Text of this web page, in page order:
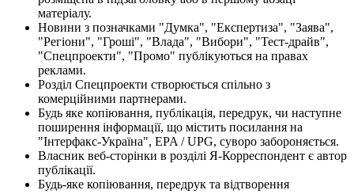
матеріалу.
Новини з позначками "Думка", "Експертиза", "Заява",
"Регіони", "Гроші", "Влада", "Вибори", "Тест-драйв",
"Спецпроекти", "Промо" публікуються на правах
реклами.
Розділ Спецпроекти створюється спільно з
комерційними партнерами.
Будь яке копіювання, публікація, передрук, чи наступне
поширення інформації, що містить посилання на
"Інтерфакс-Україна", EPA / UPG, суворо забороняється.
Власник веб-сторінки в розділі Я-Корреспондент є автор
публікації.
Будь-яке копіювання, передрук та відтворення